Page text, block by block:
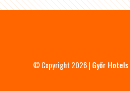
© Copyright 2026 | Győr Hotels